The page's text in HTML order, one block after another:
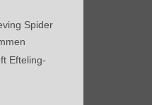
Spider
Efteling-